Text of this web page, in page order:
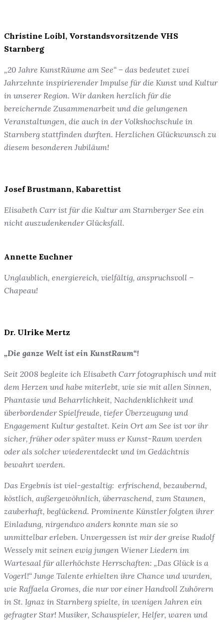
Christine Loibl, Vorstandsvorsitzende VHS
Starnberg
„20 Jahre KunstRäume am See“ – das bedeutet zwei
Jahrzehnte inspirierender Impulse für die Kunst und Kultur
in unserer Region. Wir danken herzlich für die
bereichernde Zusammenarbeit und die gelungenen
Veranstaltungen, die auch in der Volkshochschule in
Starnberg stattfinden durften. Herzlichen Glückwunsch zu
diesem besonderen Jubiläum!
Josef Brustmann, Kabarettist
Elisabeth Carr ist für die Kultur am Starnberger See ein
nicht auszudenkender Glücksfall.
Annette Euchner
Unglaublich, energiereich, vielfältig, anspruchsvoll –
Chapeau!
Dr. Ulrike Mertz
„Die ganze Welt ist ein KunstRaum“!
Seit 2008 begleite ich Elisabeth Carr fotographisch und mit
dem Herzen und habe miterlebt, wie sie mit allen Sinnen,
Phantasie und Beharrlichkeit, Nachdenklichkeit und
überbordender Spielfreude, tiefer Überzeugung und
Engagement Kultur gestaltet. Kein Ort am See ist vor ihr
sicher, früher oder später muss er Kunst-Raum werden
oder als solcher wiederentdeckt und im Gedächtnis
bewahrt werden.
Das Ergebnis ist viel-gestaltig: erfrischend, bezaubernd,
köstlich, außergewöhnlich, überraschend, zum Staunen,
zauberhaft, beglückend. Prominente Künstler folgten ihrer
Einladung, nirgendwo anders konnte man sie so
unmittelbar erleben. Unvergessen ist mir der greise Rudolf
Wessely mit seinen ewig jungen Wiener Liedern im
Wartesaal für allerhöchste Herrschaften: „Das Glück is a
Vogerl!“ Junge Talente erhielten ihre Chance und wurden,
wie Raffaela Gromes, die nur vor einer Handvoll Zuhörern
in St. Ignaz in Starnberg spielte, in wenigen Jahren ein
gefragter Star! Musiker, Schauspieler, Helfer, waren und